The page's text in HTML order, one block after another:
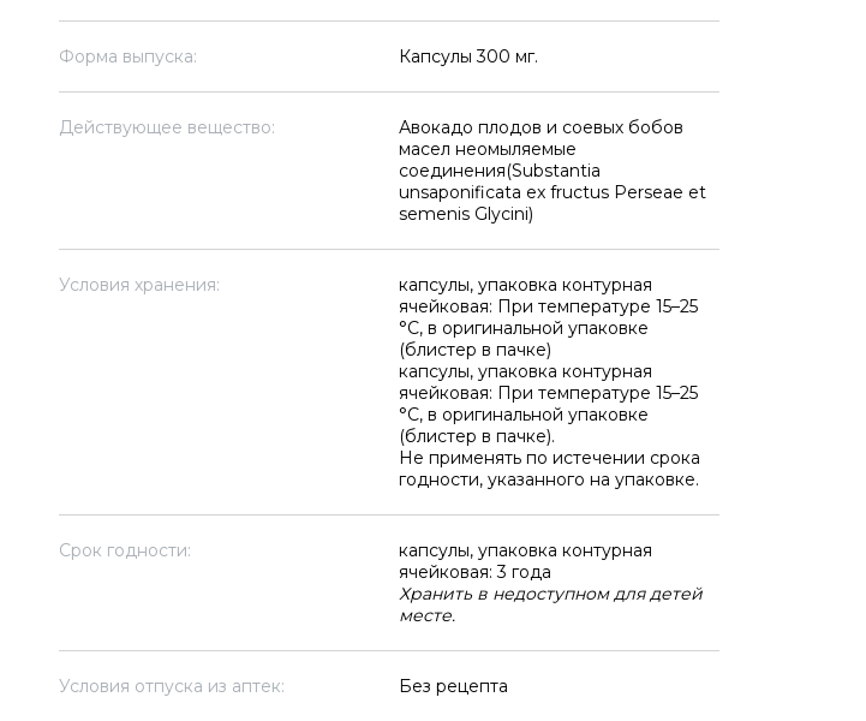
Форма выпуска: Капсулы 300 мг.
Действующее вещество:
Авокадо плодов и соевых бобов
масел неомыляемые
соединения(Substantia
unsaponificata ex fructus Perseae et
semenis Glycini)
Условия хранения:
капсулы, упаковка контурная
ячейковая: При температуре 15–25
°C, в оригинальной упаковке
(блистер в пачке)
капсулы, упаковка контурная
ячейковая: При температуре 15–25
°C, в оригинальной упаковке
(блистер в пачке).
Не применять по истечении срока
годности, указанного на упаковке.
Срок годности:
капсулы, упаковка контурная
ячейковая: 3 года
Хранить в недоступном для детей
месте.
Условия отпуска из аптек: Без рецепта